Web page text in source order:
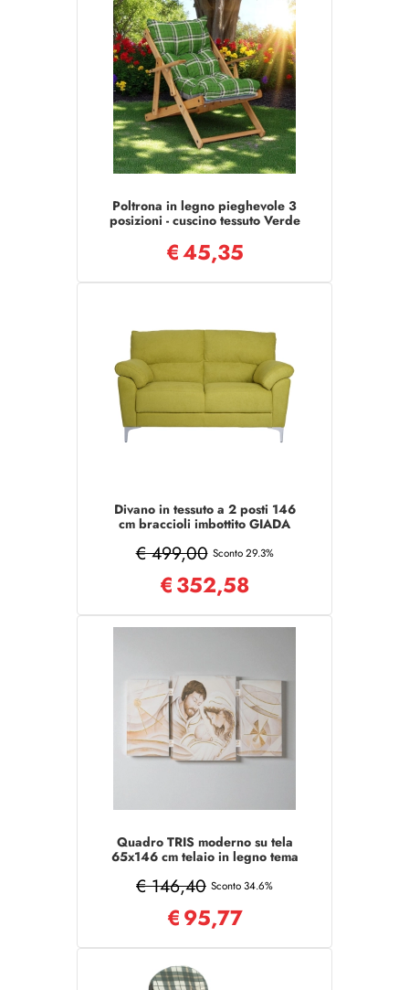
Poltrona in legno pieghevole 3
posizioni - cuscino tessuto Verde
€45,35
Divano in tessuto a 2 posti 146
cm braccioli imbottito GIADA
€ 499,00 Sconto 29.3%
€352,58
Quadro TRIS moderno su tela
65x146 cm telaio in legno tema
€ 146,40 Sconto 34.6%
€95,77